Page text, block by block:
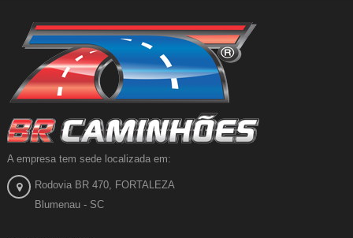
A empresa tem sede localizada em:
Rodovia BR 470, FORTALEZA
Blumenau - SC